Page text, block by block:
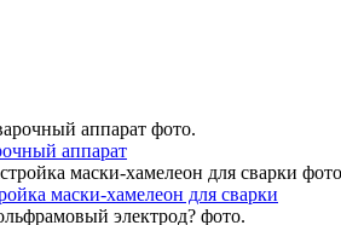
аппарат
маски-хамелеон для сварки